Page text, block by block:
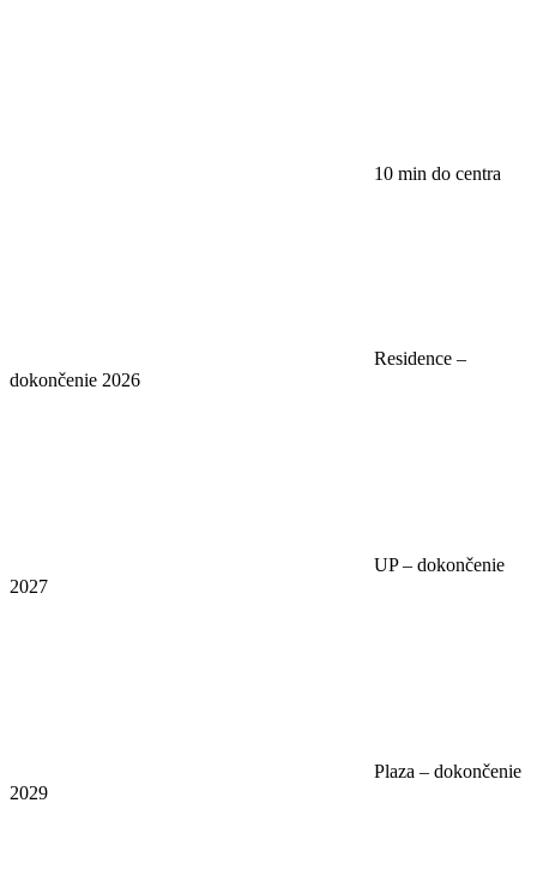
10 min do centra
Residence –
dokončenie 2026
UP – dokončenie
2027
Plaza – dokončenie
2029